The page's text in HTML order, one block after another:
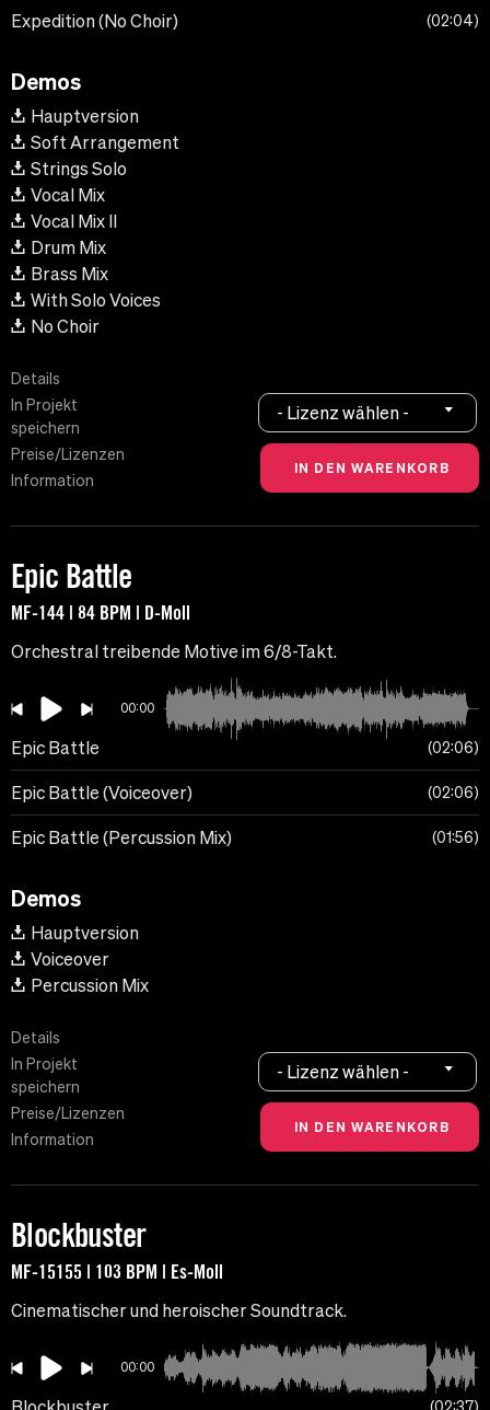
Expedition (No Choir) 02:04
Demos
Hauptversion
Soft Arrangement
Strings Solo
Vocal Mix
Vocal Mix II
Drum Mix
Brass Mix
With Solo Voices
No Choir
Details
In Projekt
speichern
Preise/Lizenzen
Information
- Lizenz wählen -
Epic Battle
MF-144 | 84 BPM | D-Moll
Orchestral treibende Motive im 6/8-Takt.
00:00
Epic Battle 02:06
Epic Battle (Voiceover) 02:06
Epic Battle (Percussion Mix) 01:56
Demos
Hauptversion
Voiceover
Percussion Mix
Details
In Projekt
speichern
Preise/Lizenzen
Information
- Lizenz wählen -
Blockbuster
MF-15155 | 103 BPM | Es-Moll
Cinematischer und heroischer Soundtrack.
00:00